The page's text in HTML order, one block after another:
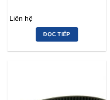
Liên hệ
ĐỌC TIẾP